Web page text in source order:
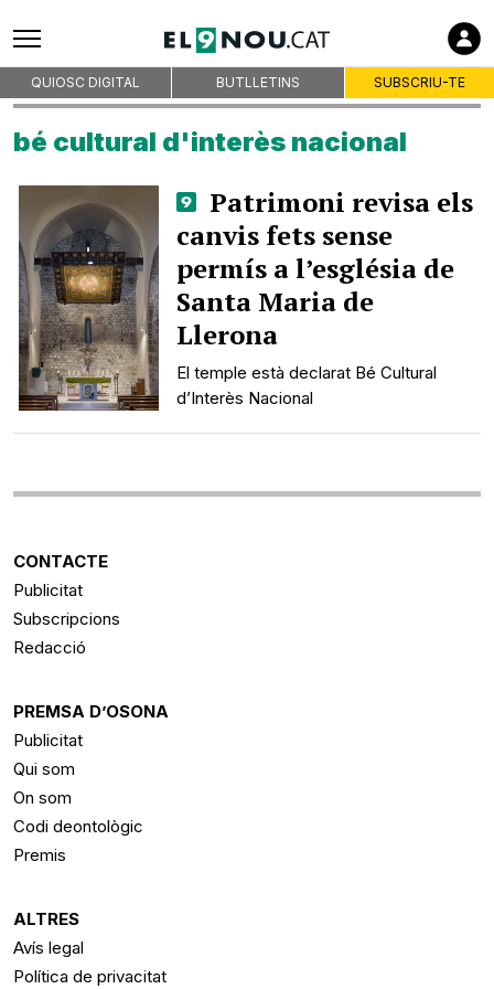
Empreses col·laboradores
Premsa d'Osona
Qui som
On som
Codi deontològic
Premis
Contacte
Avís legal
Política de privacitat
Política de cookies
QUIOSC DIGITAL BUTLLETINS SUBSCRIU-TE
bé cultural d'interès nacional
Patrimoni revisa els
canvis fets sense
permís a l’església de
Santa Maria de
Llerona
El temple està declarat Bé Cultural
d’Interès Nacional
CONTACTE
Publicitat
Subscripcions
Redacció
PREMSA D’OSONA
Publicitat
Qui som
On som
Codi deontològic
Premis
ALTRES
Avís legal
Política de privacitat